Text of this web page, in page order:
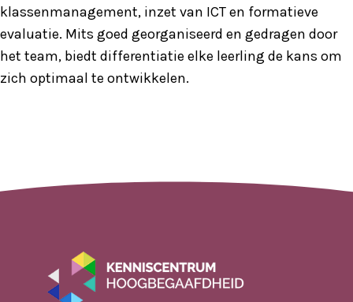
klassenmanagement, inzet van ICT en formatieve
evaluatie. Mits goed georganiseerd en gedragen door
het team, biedt differentiatie elke leerling de kans om
zich optimaal te ontwikkelen.